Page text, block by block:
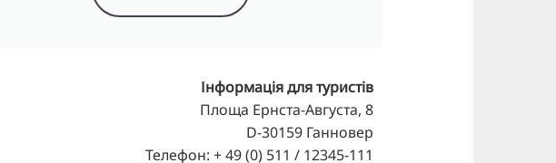
Інформація для туристів
Площа Ернста-Августа, 8
D-30159 Ганновер
Телефон: + 49 (0) 511 / 12345-111